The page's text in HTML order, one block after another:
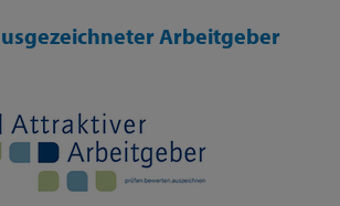
Arbeitgeber